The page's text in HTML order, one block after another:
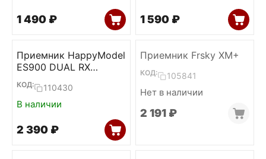
1 490 ₽ 1 590 ₽
Приемник HappyModel
ES900 DUAL RX
Diversity (ELRS 915)
КОД: 110430
В наличии
2 390 ₽
Приемник Frsky XM+
КОД: 105841
Нет в наличии
2 191 ₽